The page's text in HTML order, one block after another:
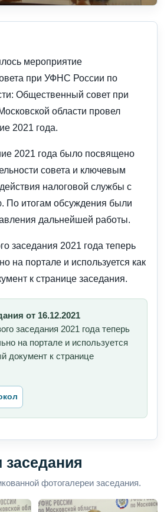
мероприятие
при УФНС России по
Общественный совет при
области провел
2021 года.
2021 года было посвящено
совета и ключевым
налоговой службы с
По итогам обсуждения были
дальнейшей работы.
заседания 2021 года теперь
на портале и используется как
к странице заседания.
от 16.12.2021
заседания 2021 года теперь
на портале и используется
документ к странице
фотогалереи заседания.